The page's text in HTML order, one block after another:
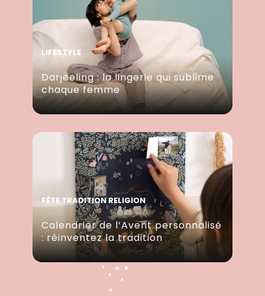
LIFESTYLE
Darjeeling : la lingerie qui sublime
chaque femme
FÊTE TRADITION RELIGION
Calendrier de l’Avent personnalisé
: réinventez la tradition